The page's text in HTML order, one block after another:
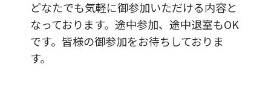
どなたでも気軽に御参加いただける内容と
なっております。途中参加、途中退室もOK
です。皆様の御参加をお待ちしておりま
す。